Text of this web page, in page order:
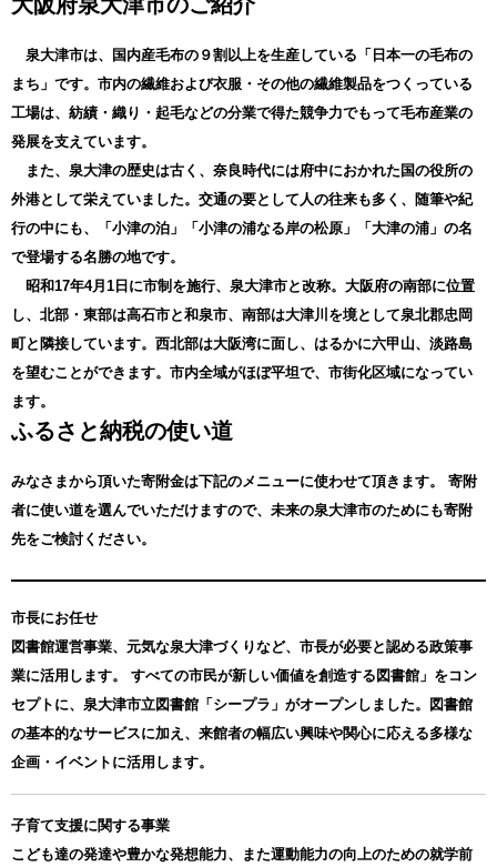
泉大津市は、国内産毛布の９割以上を生産している「日本一の毛布の
まち」です。市内の繊維および衣服・その他の繊維製品をつくっている
工場は、紡績・織り・起毛などの分業で得た競争力でもって毛布産業の
発展を支えています。
また、泉大津の歴史は古く、奈良時代には府中におかれた国の役所の
外港として栄えていました。交通の要として人の往来も多く、随筆や紀
行の中にも、「小津の泊」「小津の浦なる岸の松原」「大津の浦」の名
で登場する名勝の地です。
昭和17年4月1日に市制を施行、泉大津市と改称。大阪府の南部に位置
し、北部・東部は高石市と和泉市、南部は大津川を境として泉北郡忠岡
町と隣接しています。西北部は大阪湾に面し、はるかに六甲山、淡路島
を望むことができます。市内全域がほぼ平坦で、市街化区域になってい
ます。
ふるさと納税の使い道
みなさまから頂いた寄附金は下記のメニューに使わせて頂きます。
寄附
者に使い道を選んでいただけますので、未来の泉大津市のためにも寄附
先をご検討ください。
市長にお任せ
図書館運営事業、元気な泉大津づくりなど、市長が必要と認める政策事
業に活用します。 すべての市民が新しい価値を創造する図書館」をコン
セプトに、泉大津市立図書館「シープラ」がオープンしました。図書館
の基本的なサービスに加え、来館者の幅広い興味や関心に応える多様な
企画・イベントに活用します。
子育て支援に関する事業
こども達の発達や豊かな発想能力、また運動能力の向上のための就学前